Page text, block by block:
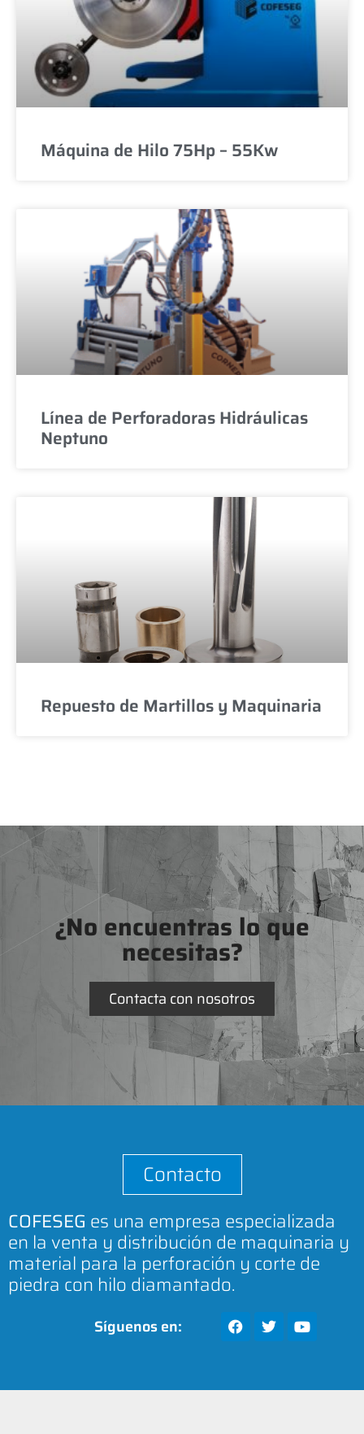
Máquina de Hilo 75Hp – 55Kw
Línea de Perforadoras Hidráulicas
Neptuno
Repuesto de Martillos y Maquinaria
¿No encuentras lo que
necesitas?
Contacta con nosotros
Contacto
COFESEG es una empresa especializada
en la venta y distribución de maquinaria y
material para la perforación y corte de
piedra con hilo diamantado.
Síguenos en: